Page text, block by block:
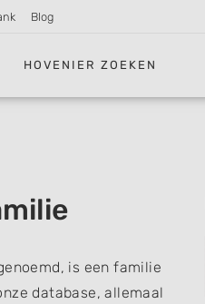
Blog
HOVENIER ZOEKEN
is een familie
database, allemaal